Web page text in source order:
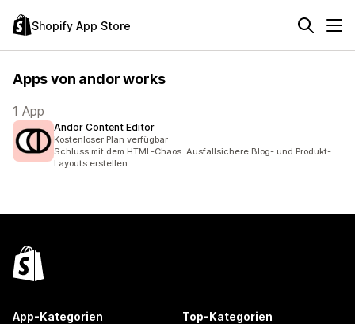
Shopify App Store
Apps von andor works
1 App
Andor Content Editor
Kostenloser Plan verfügbar
Schluss mit dem HTML-Chaos. Ausfallsichere Blog- und Produkt-
Layouts erstellen.
App-Kategorien Top-Kategorien